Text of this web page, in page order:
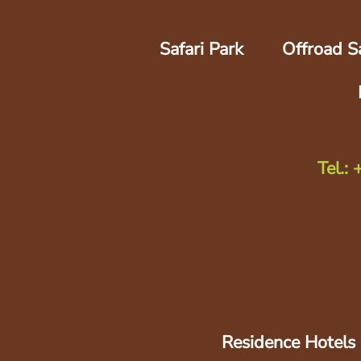
Safari Park Offroad
Tel.:
Residence Hotels